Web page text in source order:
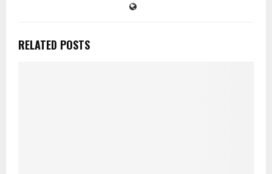
RELATED POSTS